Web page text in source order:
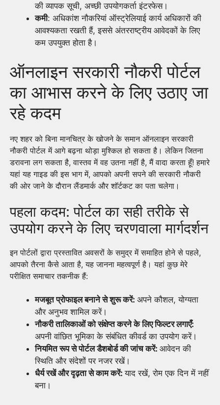
की व्यापक सूची, अच्छी उपयोगकर्ता इंटरफेस।
कमी: अधिकांश नौकरियां ऑस्ट्रेलियाई कार्य अधिकारों की
आवश्यकता रखती हैं, इससे अंतरराष्ट्रीय आवेदकों के लिए
कम उपयुक्त होता है।
ऑनलाइन सरकारी नौकरी पोर्टल
का आभास करने के लिए उठाए जा
रहे कदम
नए शहर को बिना मानचित्र के खोजने के समान ऑनलाइन सरकारी
नौकरी पोर्टल में आगे बढ़ना थोड़ा मुश्किल हो सकता है। लेकिन जितना
डरावना लग सकता है, वास्तव में वह उतना नहीं है, मैं वादा करता हूँ! हमारे
यहां यह गाइड की इस भाग में, आपको अपनी सपने की सरकारी नौकरी
की ओर जाने के दौरान लैंडमार्क और शॉर्टकट का पता चलेगा।
पहला कदम: पोर्टल का सही तरीके से
उपयोग करने के लिए चरणवाला मार्गदर्शन
इन पोर्टलों द्वारा प्रस्तावित अवसरों के समुद्र में समाहित होने से पहले,
आपको तैरना कैसे आता है, यह जानना महत्वपूर्ण है। यहां कुछ मेरे
परीक्षित समाचार तकनीक हैं:
मजबूत प्रोफाइल बनाने से शुरू करें: अपने कौशल, योग्यता
और अनुभव शामिल करें।
नौकरी तालिकाओं को संक्षेप्त करने के लिए फिल्टर लगाएँ:
अपनी वांछित भूमिका के संबंधित कीवर्ड का उपयोग करें।
नियमित रूप से पोर्टल डैशबोर्ड की जांच करें: आवेदन की
स्थिति और संदेशों पर नजर रखें।
धैर्य रखें और दृढ़ता से काम करें:याद रखें, रोम एक दिन में नहीं
बना।